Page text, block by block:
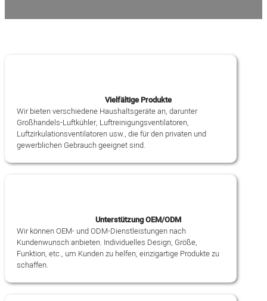
Vielfältige Produkte
Wir bieten verschiedene Haushaltsgeräte an, darunter
Großhandels-Luftkühler, Luftreinigungsventilatoren,
Luftzirkulationsventilatoren usw., die für den privaten und
gewerblichen Gebrauch geeignet sind.
Unterstützung OEM/ODM
Wir können OEM- und ODM-Dienstleistungen nach
Kundenwunsch anbieten. Individuelles Design, Größe,
Funktion, etc., um Kunden zu helfen, einzigartige Produkte zu
schaffen.